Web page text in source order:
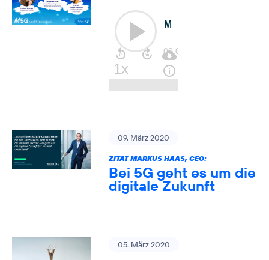
09. März 2020
ZITAT MARKUS HAAS, CEO:
Bei 5G geht es um die
digitale Zukunft
05. März 2020